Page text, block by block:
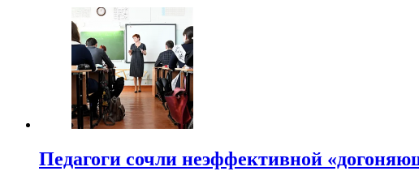
Педагоги сочли неэффективной